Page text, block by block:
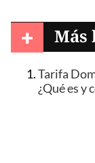
+ Más
Tarifa
¿Qué es y